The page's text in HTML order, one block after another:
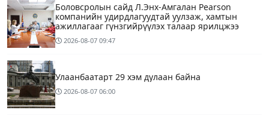
Боловсролын сайд Л.Энх-Амгалан Pearson
компанийн удирдлагуудтай уулзаж, хамтын
ажиллагааг гүнзгийрүүлэх талаар ярилцжээ
2026-08-07 09:47
Улаанбаатарт 29 хэм дулаан байна
2026-08-07 06:00